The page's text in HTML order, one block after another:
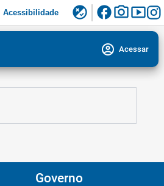
Acessibilidade flaky facebookphoto_camerasmart_display
account_circle Acessar
Governo